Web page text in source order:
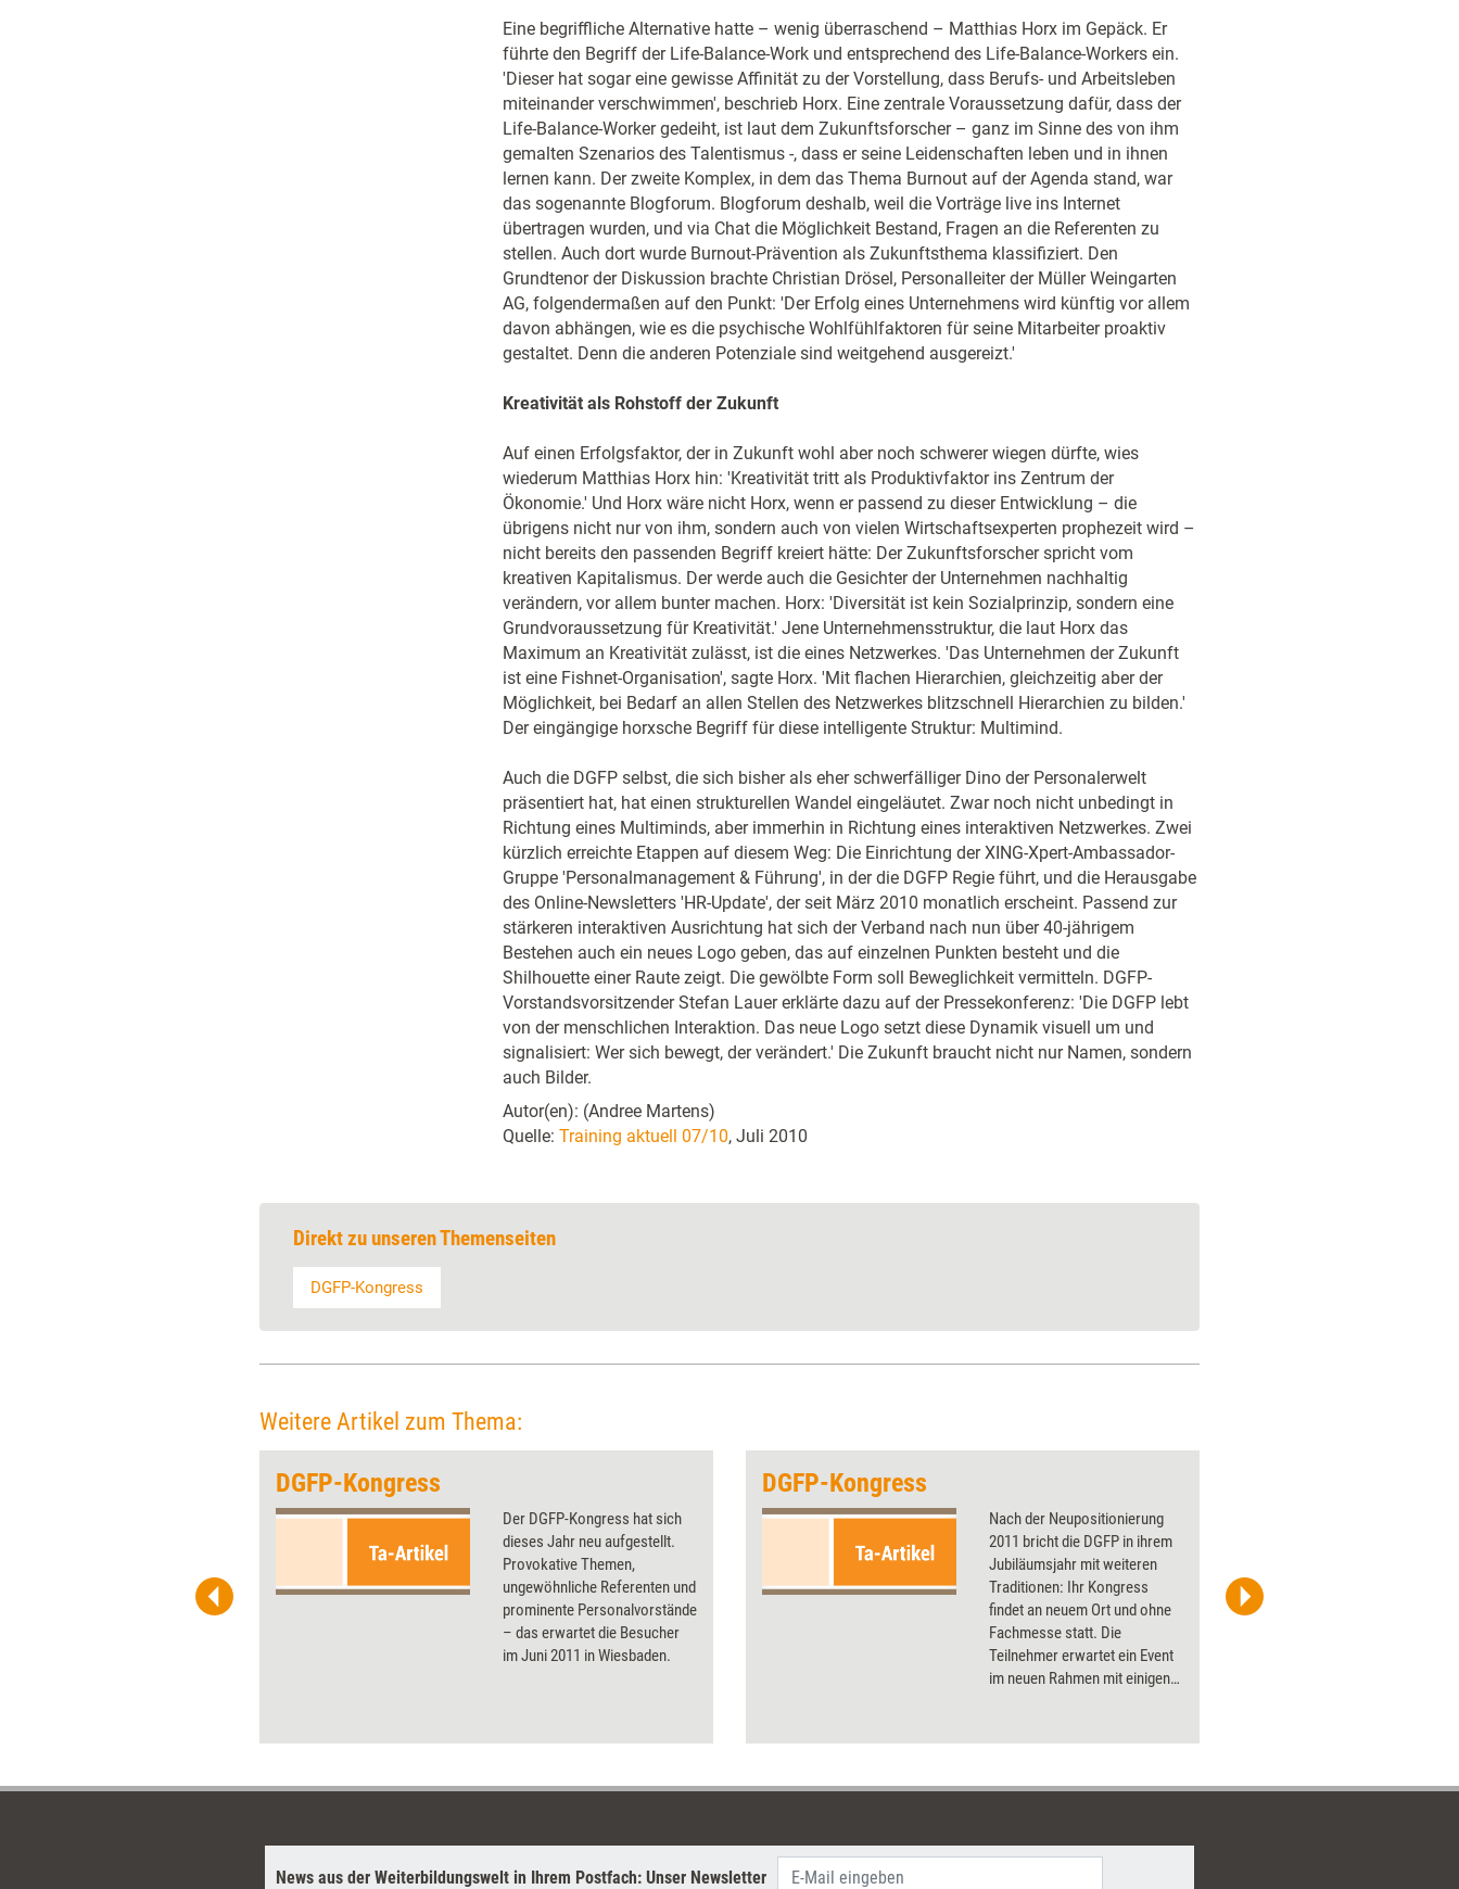
Eine begriffliche Alternative hatte – wenig überraschend – Matthias Horx im Gepäck. Er
führte den Begriff der Life-Balance-Work und entsprechend des Life-Balance-Workers ein.
'Dieser hat sogar eine gewisse Affinität zu der Vorstellung, dass Berufs- und Arbeitsleben
miteinander verschwimmen', beschrieb Horx. Eine zentrale Voraussetzung dafür, dass der
Life-Balance-Worker gedeiht, ist laut dem Zukunftsforscher – ganz im Sinne des von ihm
gemalten Szenarios des Talentismus -, dass er seine Leidenschaften leben und in ihnen
lernen kann. Der zweite Komplex, in dem das Thema Burnout auf der Agenda stand, war
das sogenannte Blogforum. Blogforum deshalb, weil die Vorträge live ins Internet
übertragen wurden, und via Chat die Möglichkeit Bestand, Fragen an die Referenten zu
stellen. Auch dort wurde Burnout-Prävention als Zukunftsthema klassifiziert. Den
Grundtenor der Diskussion brachte Christian Drösel, Personalleiter der Müller Weingarten
AG, folgendermaßen auf den Punkt: 'Der Erfolg eines Unternehmens wird künftig vor allem
davon abhängen, wie es die psychische Wohlfühlfaktoren für seine Mitarbeiter proaktiv
gestaltet. Denn die anderen Potenziale sind weitgehend ausgereizt.'
Kreativität als Rohstoff der Zukunft
Auf einen Erfolgsfaktor, der in Zukunft wohl aber noch schwerer wiegen dürfte, wies
wiederum Matthias Horx hin: 'Kreativität tritt als Produktivfaktor ins Zentrum der
Ökonomie.' Und Horx wäre nicht Horx, wenn er passend zu dieser Entwicklung – die
übrigens nicht nur von ihm, sondern auch von vielen Wirtschaftsexperten prophezeit wird –
nicht bereits den passenden Begriff kreiert hätte: Der Zukunftsforscher spricht vom
kreativen Kapitalismus. Der werde auch die Gesichter der Unternehmen nachhaltig
verändern, vor allem bunter machen. Horx: 'Diversität ist kein Sozialprinzip, sondern eine
Grundvoraussetzung für Kreativität.' Jene Unternehmensstruktur, die laut Horx das
Maximum an Kreativität zulässt, ist die eines Netzwerkes. 'Das Unternehmen der Zukunft
ist eine Fishnet-Organisation', sagte Horx. 'Mit flachen Hierarchien, gleichzeitig aber der
Möglichkeit, bei Bedarf an allen Stellen des Netzwerkes blitzschnell Hierarchien zu bilden.'
Der eingängige horxsche Begriff für diese intelligente Struktur: Multimind.
Auch die DGFP selbst, die sich bisher als eher schwerfälliger Dino der Personalerwelt
präsentiert hat, hat einen strukturellen Wandel eingeläutet. Zwar noch nicht unbedingt in
Richtung eines Multiminds, aber immerhin in Richtung eines interaktiven Netzwerkes. Zwei
kürzlich erreichte Etappen auf diesem Weg: Die Einrichtung der XING-Xpert-Ambassador-
Gruppe 'Personalmanagement & Führung', in der die DGFP Regie führt, und die Herausgabe
des Online-Newsletters 'HR-Update', der seit März 2010 monatlich erscheint. Passend zur
stärkeren interaktiven Ausrichtung hat sich der Verband nach nun über 40-jährigem
Bestehen auch ein neues Logo geben, das auf einzelnen Punkten besteht und die
Shilhouette einer Raute zeigt. Die gewölbte Form soll Beweglichkeit vermitteln. DGFP-
Vorstandsvorsitzender Stefan Lauer erklärte dazu auf der Pressekonferenz: 'Die DGFP lebt
von der menschlichen Interaktion. Das neue Logo setzt diese Dynamik visuell um und
signalisiert: Wer sich bewegt, der verändert.' Die Zukunft braucht nicht nur Namen, sondern
auch Bilder.
Autor(en): (Andree Martens)
Quelle: Training aktuell 07/10, Juli 2010
Direkt zu unseren Themenseiten
DGFP-Kongress
Weitere Artikel zum Thema:
Personalführung Anfang Mai in
DGFP-Kongress
Der DGFP-Kongress hat sich
dieses Jahr neu aufgestellt.
Provokative Themen,
ungewöhnliche Referenten und
prominente Personalvorstände
– das erwartet die Besucher
im Juni 2011 in Wiesbaden.
DGFP-Kongress
Nach der Neupositionierung
2011 bricht die DGFP in ihrem
Jubiläumsjahr mit weiteren
Traditionen: Ihr Kongress
findet an neuem Ort und ohne
Fachmesse statt. Die
Teilnehmer erwartet ein Event
im neuen Rahmen mit einigen
News aus der Weiterbildungswelt in Ihrem Postfach: Unser Newsletter